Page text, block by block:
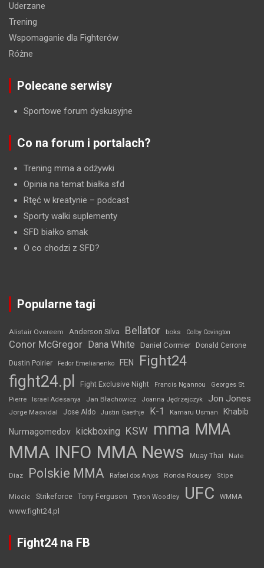
Uderzane
Trening
Wspomaganie dla Fighterów
Różne
Polecane serwisy
Sportowe forum dyskusyjne
Co na forum i portalach?
Trening mma a odżywki
Opinia na temat białka sfd
Rtęć w kreatynie – podcast
Sporty walki suplementy
SFD białko smak
O co chodzi z SFD?
Popularne tagi
Alistair Overeem Anderson Silva Bellator boks Colby Covington
Conor McGregor Dana White Daniel Cormier Donald Cerrone
Dustin Poirier Fedor Emelianenko FEN Fight24
fight24.pl Fight Exclusive Night Francis Ngannou
Georges St.
Pierre
Israel Adesanya Jan Błachowicz Joanna Jędrzejczyk Jon Jones
Jorge Masvidal Jose Aldo Justin Gaethje K-1 Kamaru Usman Khabib
Nurmagomedov kickboxing KSW mma MMA
MMA INFO MMA News Muay Thai Nate
Diaz Polskie MMA Rafael dos Anjos Ronda Rousey Stipe
Miocic Strikeforce Tony Ferguson Tyron Woodley UFC WMMA
www.fight24.pl
Fight24 na FB